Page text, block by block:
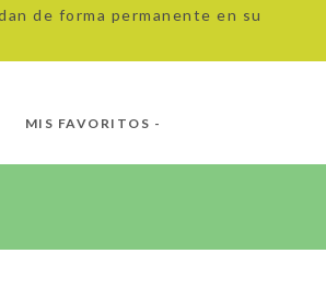
de forma permanente en su
MIS FAVORITOS -